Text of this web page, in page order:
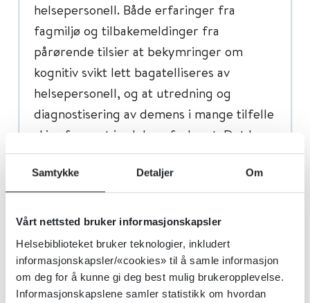
Samtykke Detaljer Om
Vårt nettsted bruker informasjonskapsler
Helsebiblioteket bruker teknologier, inkludert
informasjonskapsler/«cookies» til å samle informasjon
om deg for å kunne gi deg best mulig brukeropplevelse.
Informasjonskapslene samler statistikk om hvordan
helsepersonell. Både erfaringer fra
fagmiljø og tilbakemeldinger fra
pårørende tilsier at bekymringer om
kognitiv svikt lett bagatelliseres av
helsepersonell, og at utredning og
diagnostisering av demens i mange tilfelle
skjer for sent i sykdomsforløpet. Det kan
skyldes at mange fortsatt har en
oppfatning om at forløpet av demens ikke
kan påvirkes eller behandles.
Systematisk oppfølging etter
demensdiagnose